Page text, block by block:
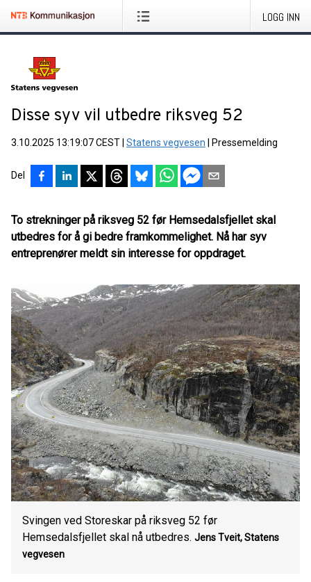
LOGG INN
Disse syv vil utbedre riksveg 52
3.10.2025 13:19:07 CEST Statens vegvesen Pressemelding
Del
To strekninger på riksveg 52 før Hemsedalsfjellet skal
utbedres for å gi bedre framkommelighet. Nå har syv
entreprenører meldt sin interesse for oppdraget.
Svingen ved Storeskar på riksveg 52 før
Hemsedalsfjellet skal nå utbedres. Jens Tveit, Statens
vegvesen